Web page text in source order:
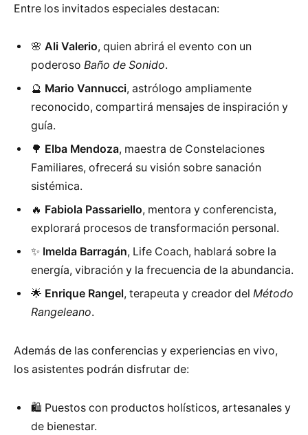
Entre los invitados especiales destacan:
🌸 Ali Valerio, quien abrirá el evento con un
poderoso Baño de Sonido.
🔮 Mario Vannucci, astrólogo ampliamente
reconocido, compartirá mensajes de inspiración y
guía.
🌳 Elba Mendoza, maestra de Constelaciones
Familiares, ofrecerá su visión sobre sanación
sistémica.
🔥 Fabiola Passariello, mentora y conferencista,
explorará procesos de transformación personal.
✨ Imelda Barragán, Life Coach, hablará sobre la
energía, vibración y la frecuencia de la abundancia.
🌟 Enrique Rangel, terapeuta y creador del Método
Rangeleano.
Además de las conferencias y experiencias en vivo,
los asistentes podrán disfrutar de:
🛍️ Puestos con productos holísticos, artesanales y
de bienestar.